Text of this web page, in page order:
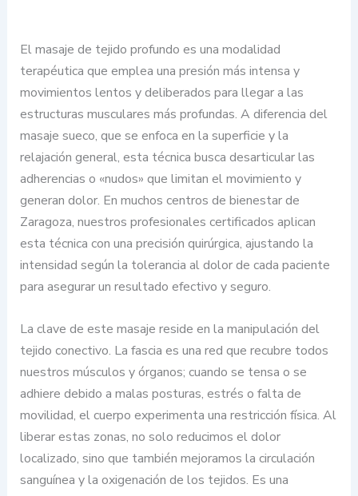
El masaje de tejido profundo es una modalidad
terapéutica que emplea una presión más intensa y
movimientos lentos y deliberados para llegar a las
estructuras musculares más profundas. A diferencia del
masaje sueco, que se enfoca en la superficie y la
relajación general, esta técnica busca desarticular las
adherencias o «nudos» que limitan el movimiento y
generan dolor. En muchos centros de bienestar de
Zaragoza, nuestros profesionales certificados aplican
esta técnica con una precisión quirúrgica, ajustando la
intensidad según la tolerancia al dolor de cada paciente
para asegurar un resultado efectivo y seguro.
La clave de este masaje reside en la manipulación del
tejido conectivo. La fascia es una red que recubre todos
nuestros músculos y órganos; cuando se tensa o se
adhiere debido a malas posturas, estrés o falta de
movilidad, el cuerpo experimenta una restricción física. Al
liberar estas zonas, no solo reducimos el dolor
localizado, sino que también mejoramos la circulación
sanguínea y la oxigenación de los tejidos. Es una